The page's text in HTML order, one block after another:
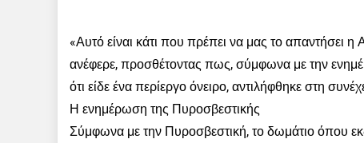
«Αυτό είναι κάτι που πρέπει να μας το απαντήσει η
ανέφερε, προσθέτοντας πως, σύμφωνα με την
ότι είδε ένα περίεργο όνειρο, αντιλήφθηκε στη
Η ενημέρωση της Πυροσβεστικής
Σύμφωνα με την Πυροσβεστική, το δωμάτιο όπου